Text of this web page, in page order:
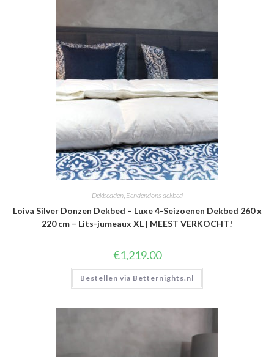
Dekbedden, Eendendons dekbed
Loiva Silver Donzen Dekbed – Luxe 4-Seizoenen Dekbed 260 x
220 cm – Lits-jumeaux XL | MEEST VERKOCHT!
€1,219.00
Bestellen via Betternights.nl